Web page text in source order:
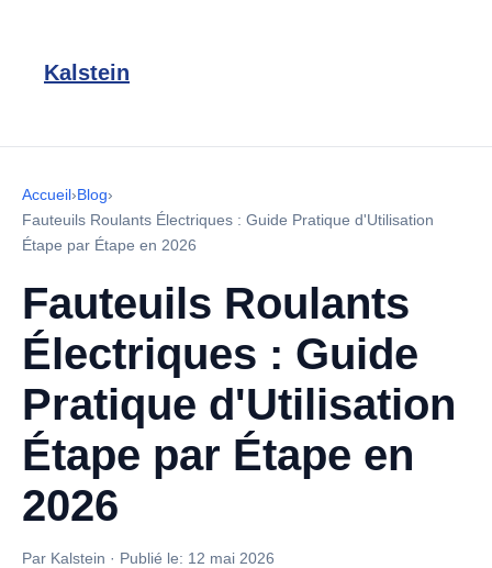
Kalstein
Accueil›Blog›
Fauteuils Roulants Électriques : Guide Pratique d'Utilisation
Étape par Étape en 2026
Fauteuils Roulants
Électriques : Guide
Pratique d'Utilisation
Étape par Étape en
2026
Par Kalstein · Publié le: 12 mai 2026